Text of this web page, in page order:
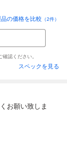
品の価格を比較 （2件）
認ください。
スペックを見る
お願い致しま